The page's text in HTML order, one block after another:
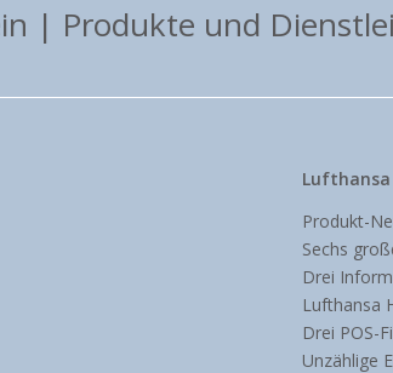
| Produkte und
Lufthansa
Produkt-
Sechs
Drei
Lufthansa
Drei POS-
Unzählige